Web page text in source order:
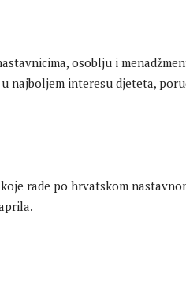
osoblju i
najboljem interesu djeteta,
rade po hrvatskom